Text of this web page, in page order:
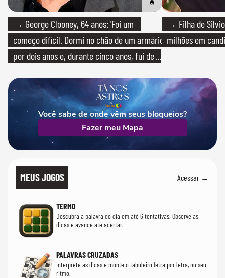
→ George Clooney, 64 anos: 'Foi um
começo difícil. Dormi no chão de um armário
por dois anos e, durante cinco anos, fui de
→ Filha de Silvio
milhões em
Você sabe de onde vêm seus bloqueios?
Fazer meu Mapa
MEUS JOGOS Acessar →
TERMO
Descubra a palavra do dia em até 6 tentativas. Observe as
dicas e avance até acertar.
PALAVRAS CRUZADAS
Interprete as dicas e monte o tabuleiro letra por letra, no seu
ritmo.